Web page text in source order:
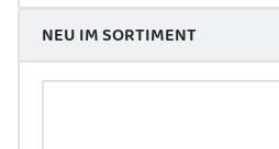
NEU IM SORTIMENT